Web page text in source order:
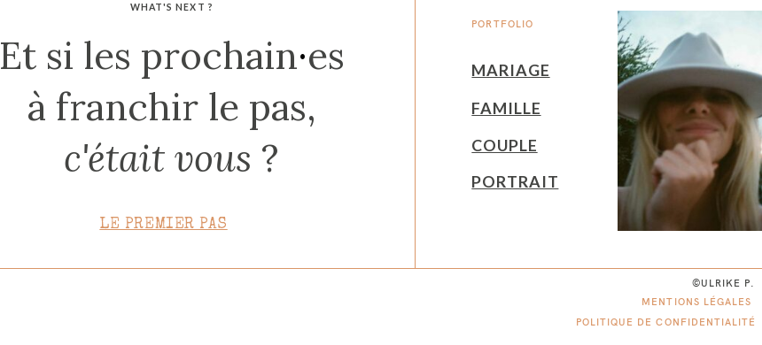
WHAT'S NEXT ?
PORTFOLIO
Et si les prochain·es
à franchir le pas,
c'était vous ?
MARIAGE
FAMILLE
COUPLE
PORTRAIT
LE PREMIER PAS
©ULRIKE P.
MENTIONS LÉGALES
POLITIQUE DE CONFIDENTIALITÉ